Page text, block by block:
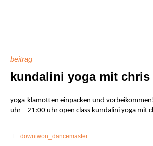
beitrag
kundalini yoga mit
yoga-klamotten einpacken und
uhr – 21:00 uhr open class kundalini yoga mit
downtwon_dancemaster